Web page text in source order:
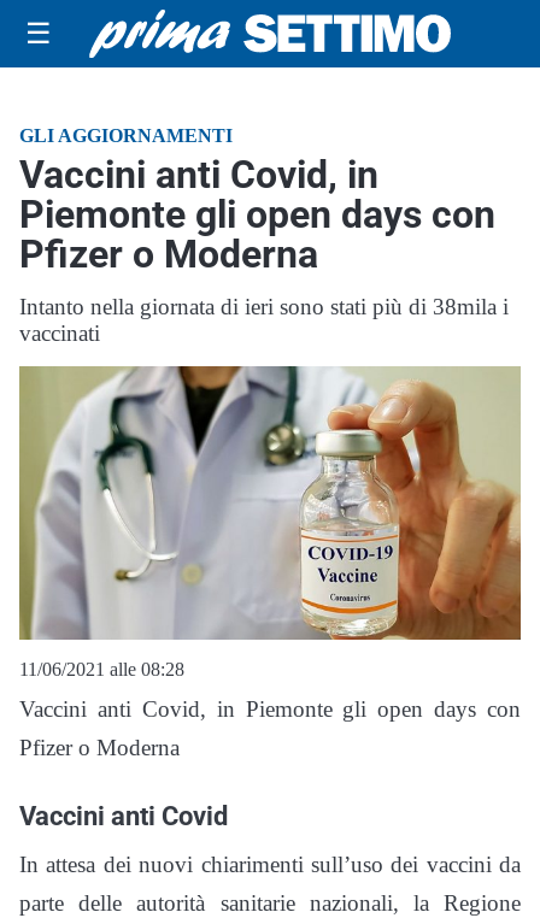
☰
GLI AGGIORNAMENTI
Vaccini anti Covid, in
Piemonte gli open days con
Pfizer o Moderna
Intanto nella giornata di ieri sono stati più di 38mila i
vaccinati
11/06/2021 alle 08:28
Vaccini anti Covid, in Piemonte gli open days con
Pfizer o Moderna
Vaccini anti Covid
In attesa dei nuovi chiarimenti sull’uso dei vaccini da
parte delle autorità sanitarie nazionali, la Regione